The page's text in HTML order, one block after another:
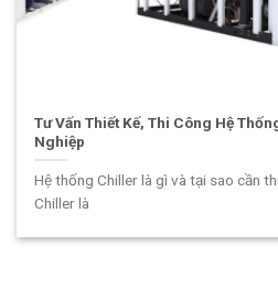
Tư Vấn Thiết Kế, Thi Công Hệ
Nghiệp
Hệ thống Chiller là gì và tại sao cần
Chiller là